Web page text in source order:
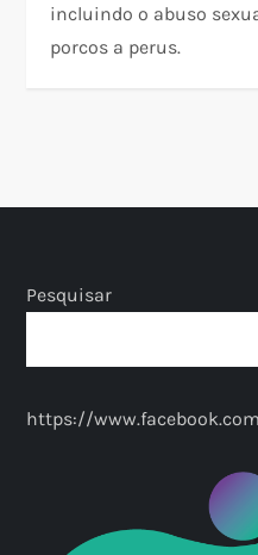
incluindo o abuso
porcos a perus.
Pesquisar
https://